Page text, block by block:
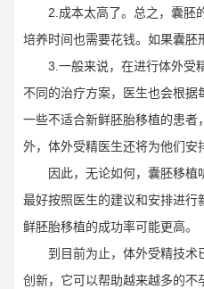
2.成本太高了。总之，囊胚
培养时间也需要花钱。如果囊胚
3.一般来说，在进行体外受
不同的治疗方案，医生也会根
一些不适合新鲜胚胎移植的患
外，体外受精医生还将为他们安
因此，无论如何，囊胚移植
最好按照医生的建议和安排进
鲜胚胎移植的成功率可能更高。
到目前为止，体外受精技术
创新，它可以帮助越来越多的